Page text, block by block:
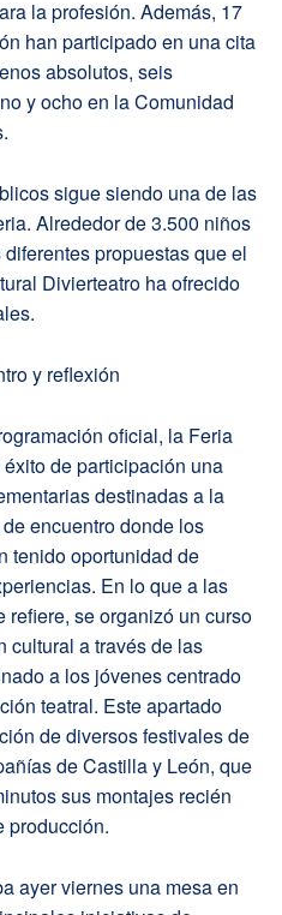
la profesión. Además, 17
han participado en una cita
absolutos, seis
y ocho en la Comunidad
sigue siendo una de las
Alrededor de 3.500 niños
propuestas que el
Divierteatro ha ofrecido
y reflexión
oficial, la Feria
de participación una
destinadas a la
encuentro donde los
tenido oportunidad de
En lo que a las
se organizó un curso
cultural a través de las
a los jóvenes centrado
teatral. Este apartado
de diversos festivales de
de Castilla y León, que
sus montajes recién
producción.
ayer viernes una mesa en